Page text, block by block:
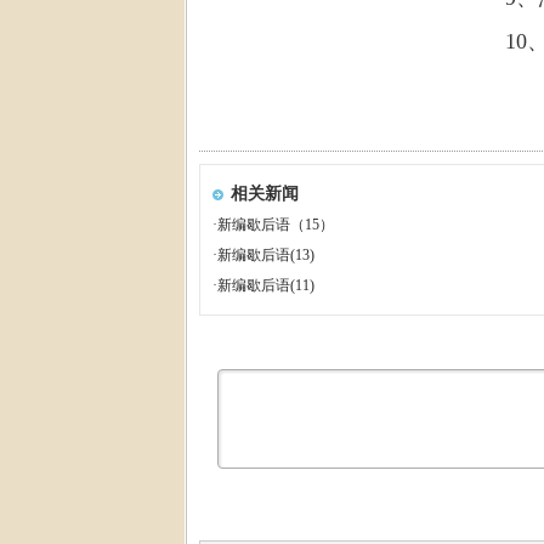
10
相关新闻
·新编歇后语（15）
·新编歇后语(13)
·新编歇后语(11)